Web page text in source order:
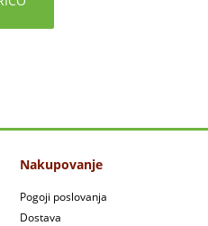
Nakupovanje
Pogoji poslovanja
Dostava